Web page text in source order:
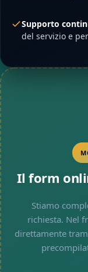
Supporto
del servizio e
Il form
Stiamo
richiesta. Nel
direttamente